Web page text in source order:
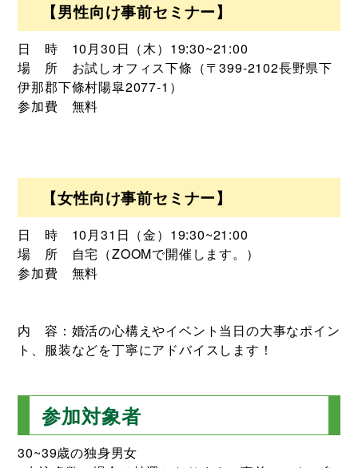
【男性向け事前セミナー】
日 時 10月30日（木）19:30~21:00
場 所 お試しオフィス下條（〒399-2102長野県下
伊那郡下條村陽皐2077-1）
参加費 無料
【女性向け事前セミナー】
日 時 10月31日（金）19:30~21:00
場 所 自宅（ZOOMで開催します。）
参加費 無料
内 容：婚活の心構えやイベント当日の大事なポイン
ト、服装などを丁寧にアドバイスします！
参加対象者
30~39歳の独身男女